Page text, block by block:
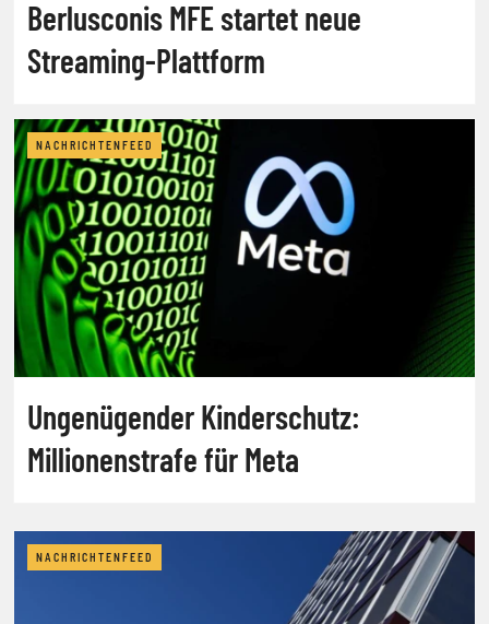
Berlusconis MFE startet neue
Streaming-Plattform
NACHRICHTENFEED
Ungenügender Kinderschutz:
Millionenstrafe für Meta
NACHRICHTENFEED